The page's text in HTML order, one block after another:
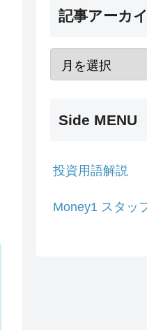
記事アーカ
Side MENU
投資用語解説
Money1 スタッ